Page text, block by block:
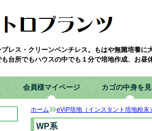
レス・クリーンベンチレス。もはや無菌培養に
台所でもハウスの中でも１分で培地作成、お昼
会員様マイページ カゴの中身を
ホーム eViP培地（インスタント培地粉末
WP系